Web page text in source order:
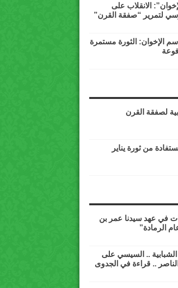
الانقلاب على
لتمرير “صفقة القرن”
الإخوان: الثورة مستمرة
لصفقة القرن
في عهد سيدنا عمر بن
الرمادة”
الشبابية .. السيسي على
.. قراءة في الجدوى